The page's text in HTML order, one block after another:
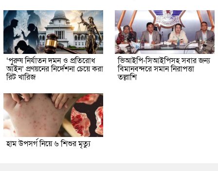
‘পুরুষ নির্যাতন দমন ও প্রতিরোধ
আইন’ প্রণয়নের নির্দেশনা চেয়ে করা
রিট খারিজ
ভিআইপি-সিআইপিসহ সবার জন্য
বিমানবন্দরে সমান নিরাপত্তা
তল্লাশি
হাম উপসর্গ নিয়ে ৬ শিশুর মৃত্যু